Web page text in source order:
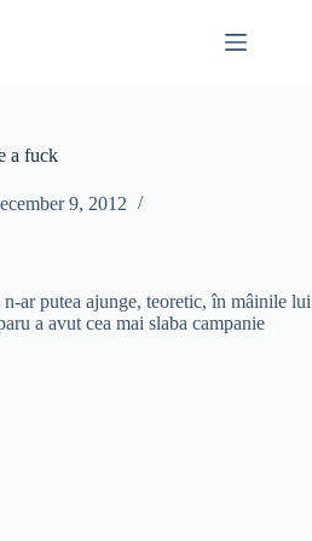
a fuck
9, 2012
ar putea ajunge, teoretic, în mâinile lui
a avut cea mai slaba campanie